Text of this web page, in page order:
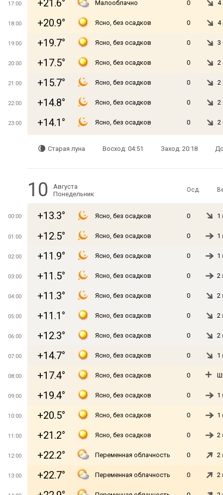
17:00 +21.6° Малооблачно 0 4
18:00 +20.9° Ясно, без осадков 0 4
19:00 +19.7° Ясно, без осадков 0 3
20:00 +17.5° Ясно, без осадков 0 2
21:00 +15.7° Ясно, без осадков 0 2
22:00 +14.8° Ясно, без осадков 0 2
23:00 +14.1° Ясно, без осадков 0 2
Старая луна Восход: 04:51 Заход: 20:18
10
Августа
Понедельник
Осд.
00:00 +13.3° Ясно, без осадков 0 1
01:00 +12.5° Ясно, без осадков 0 1
02:00 +11.9° Ясно, без осадков 0 1
03:00 +11.5° Ясно, без осадков 0 2
04:00 +11.3° Ясно, без осадков 0 2
05:00 +11.1° Ясно, без осадков 0 2
06:00 +12.3° Ясно, без осадков 0 2
07:00 +14.7° Ясно, без осадков 0 1
08:00 +17.4° Ясно, без осадков 0
09:00 +19.4° Ясно, без осадков 0 1
10:00 +20.5° Ясно, без осадков 0 1
11:00 +21.2° Ясно, без осадков 0 2
12:00 +22.2° Переменная облачность 0 2
13:00 +22.7° Переменная облачность 0 2